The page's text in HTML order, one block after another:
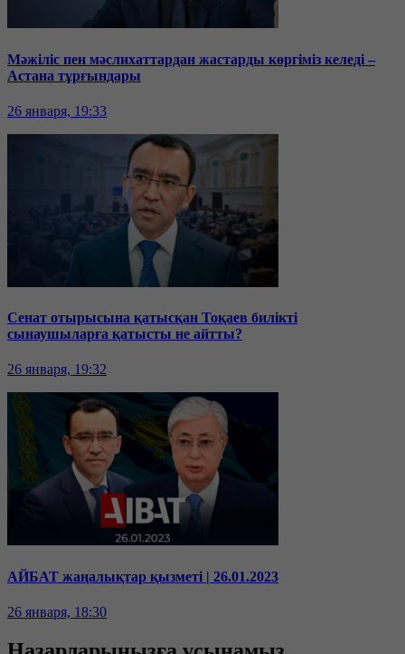
Мәжіліс пен мәслихаттардан жастарды көргіміз келеді –
Астана тұрғындары
26 января, 19:33
Сенат отырысына қатысқан Тоқаев билікті
сынаушыларға қатысты не айтты?
26 января, 19:32
АЙБАТ жаңалықтар қызметі | 26.01.2023
26 января, 18:30